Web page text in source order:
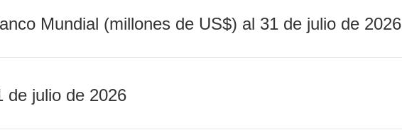
Mundial (millones de US$) al 31 de julio de 2026
de julio de 2026